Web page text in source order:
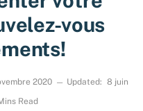
vous
2020 Updated: 8 juin
Read